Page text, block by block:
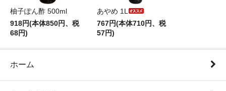
柚子ぽん酢 500ml
918円(本体850円、税
68円)
あやめ 1L
767円(本体710円、税
57円)
ホーム